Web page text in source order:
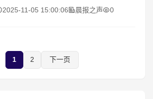
，以“瑞邮同心 柚见美好共丰年”乡村振兴梅
2025-11-05 15:00:06 晨报之声 0
1 2 下一页